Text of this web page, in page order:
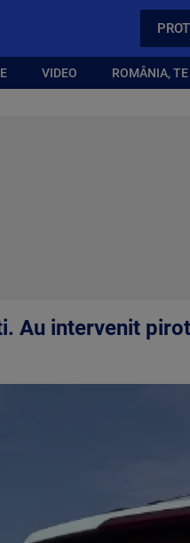
VIDEO ROMÂNIA, TE
Au intervenit